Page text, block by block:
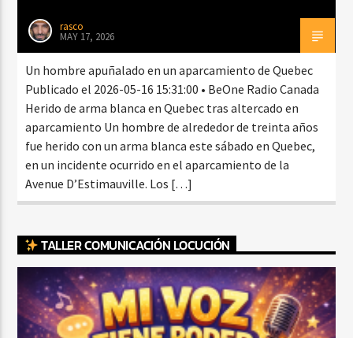
rasco
MAY 17, 2026
Un hombre apuñalado en un aparcamiento de Quebec
Publicado el 2026-05-16 15:31:00 • BeOne Radio Canada
Herido de arma blanca en Quebec tras altercado en
aparcamiento Un hombre de alrededor de treinta años
fue herido con un arma blanca este sábado en Quebec,
en un incidente ocurrido en el aparcamiento de la
Avenue D’Estimauville. Los […]
TALLER COMUNICACIÓN LOCUCIÓN